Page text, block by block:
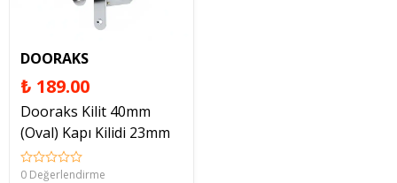
DOORAKS
₺ 189.00
Dooraks Kilit 40mm
(Oval) Kapı Kilidi 23mm
0 Değerlendirme